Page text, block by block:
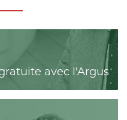
avec l'Argus